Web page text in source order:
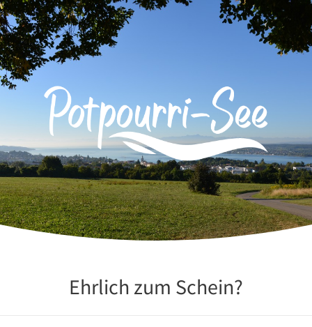
Zum
Inhalt
springen
Ehrlich zum Schein?